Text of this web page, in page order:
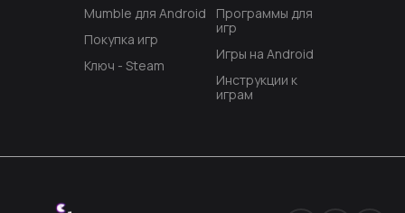
Mumble для Android
Покупка игр
Ключ - Steam
Программы для
игр
Игры на Android
Инструкции к
играм